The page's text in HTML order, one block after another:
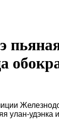
улан-удэнка